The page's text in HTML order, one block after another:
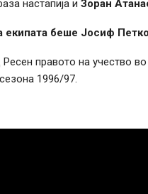
настапија и Зоран
екипата беше Јосиф
Ресен правото на учество
1996/97.